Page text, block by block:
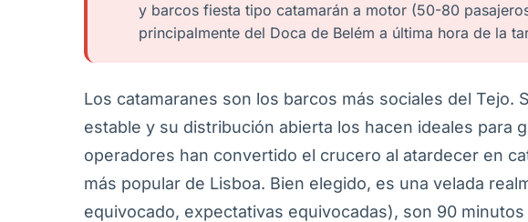
y barcos fiesta tipo catamarán a motor (50-80
principalmente del Doca de Belém a última hora de la
Los catamaranes son los barcos más sociales del Tejo.
estable y su distribución abierta los hacen ideales para
operadores han convertido el crucero al atardecer en
más popular de Lisboa. Bien elegido, es una velada
equivocado, expectativas equivocadas), son 90